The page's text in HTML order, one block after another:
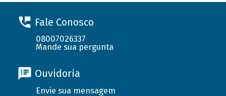
Fale Conosco
08007026337
Mande sua pergunta
Ouvidoria
Envie sua mensagem